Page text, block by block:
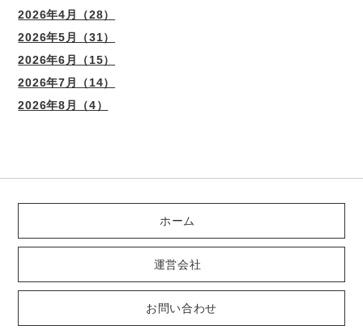
2026年4月（28）
2026年5月（31）
2026年6月（15）
2026年7月（14）
2026年8月（4）
ホーム
運営会社
お問い合わせ